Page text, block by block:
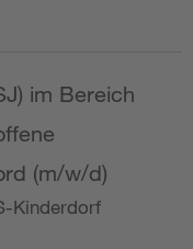
im Bereich
(m/w/d)
Kinderdorf